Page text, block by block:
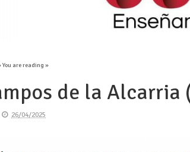
You are reading »
de la Alcarria
26/04/2025